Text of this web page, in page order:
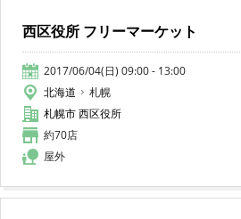
西区役所 フリーマーケット
2017/06/04(日) 09:00 - 13:00
北海道
札幌
札幌市 西区役所
約70店
屋外